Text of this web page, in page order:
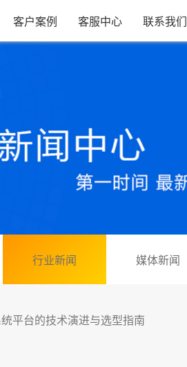
客户案例 客服中心 联系我们
行业新闻 媒体新闻
平台的技术演进与选型指南